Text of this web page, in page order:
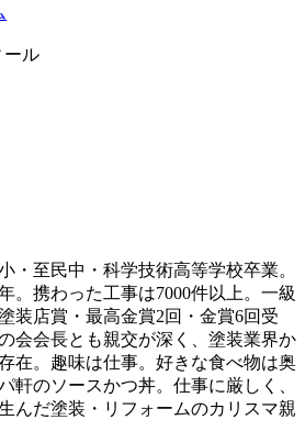
・至民中・科学技術高等学校卒業。
。携わった工事は7000件以上。一級
装店賞・最高金賞2回・金賞6回受
会会長とも親交が深く、塗装業界か
在。趣味は仕事。好きな食べ物は奥
軒のソースかつ丼。仕事に厳しく、
んだ塗装・リフォームのカリスマ親